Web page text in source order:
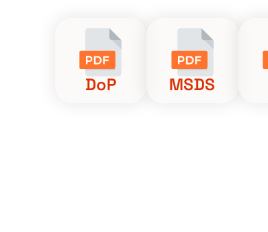
DoP MSDS